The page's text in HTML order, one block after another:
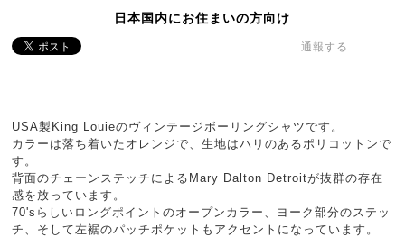
日本国内にお住まいの方向け
通報する
USA製King Louieのヴィンテージボーリングシャツです。
カラーは落ち着いたオレンジで、生地はハリのあるポリコットンで
す。
背面のチェーンステッチによるMary Dalton Detroitが抜群の存在
感を放っています。
70'sらしいロングポイントのオープンカラー、ヨーク部分のステッ
チ、そして左裾のパッチポケットもアクセントになっています。